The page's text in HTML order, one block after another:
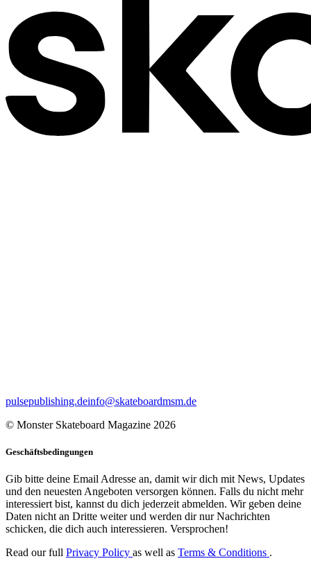
pulsepublishing.deinfo@skateboardmsm.de
© Monster Skateboard Magazine 2026
Geschäftsbedingungen
Gib bitte deine Email Adresse an, damit wir dich mit News, Updates
und den neuesten Angeboten versorgen können. Falls du nicht mehr
interessiert bist, kannst du dich jederzeit abmelden. Wir geben deine
Daten nicht an Dritte weiter und werden dir nur Nachrichten
schicken, die dich auch interessieren. Versprochen!
Read our full Privacy Policy as well as Terms & Conditions .